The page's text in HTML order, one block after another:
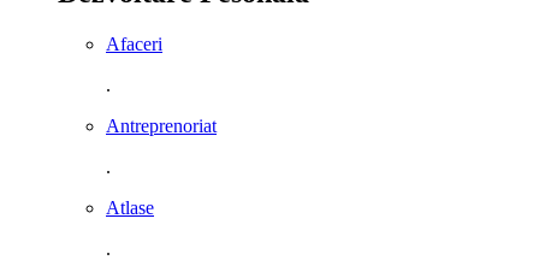
Afaceri
.
Antreprenoriat
.
Atlase
.